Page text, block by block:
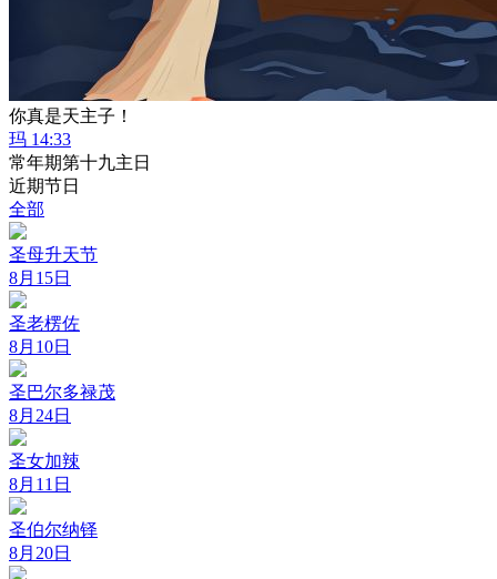
你真是天主子！
玛 14:33
常年期第十九主日
近期节日
全部
圣母升天节
8月15日
圣老楞佐
8月10日
圣巴尔多禄茂
8月24日
圣女加辣
8月11日
圣伯尔纳铎
8月20日